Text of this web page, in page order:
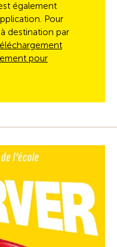
également
Pour
destination par
pour